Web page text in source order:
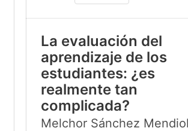
La evaluación del
aprendizaje de los
estudiantes: ¿es
realmente tan
complicada?
Melchor Sánchez